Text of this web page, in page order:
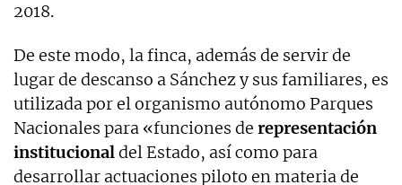
2018.
De este modo, la finca, además de servir de
lugar de descanso a Sánchez y sus familiares, es
utilizada por el organismo autónomo Parques
Nacionales para «funciones de representación
institucionaldel Estado, así como para
desarrollar actuaciones piloto en materia de